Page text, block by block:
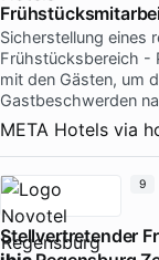
Sicherstellung eines
Frühstücksbereich -
mit den Gästen, um
Gastbeschwerden
META Hotels via
Stellvertretender
9